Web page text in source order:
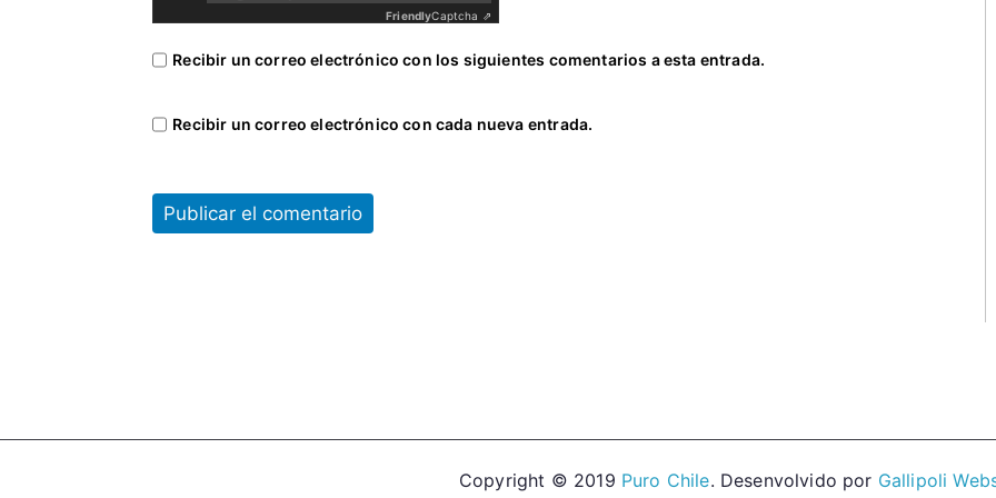
FriendlyCaptcha ⇗
Recibir un correo electrónico con los siguientes comentarios a esta entrada.
Recibir un correo electrónico con cada nueva entrada.
Copyright © 2019 Puro Chile. Desenvolvido por Gallipoli